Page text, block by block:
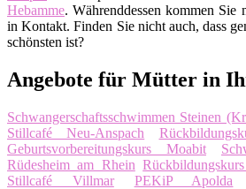
Hebamme. Währenddessen kommen Sie
in Kontakt. Finden Sie nicht auch, dass
schönsten ist?
Angebote für Mütter in
Schwangerschaftsschwimmen Steinen
Stillcafé Neu-Anspach
Geburtsvorbereitungskurs Moabit
Rüdesheim am Rhein
Stillcafé Villmar
PEKiP Apolda